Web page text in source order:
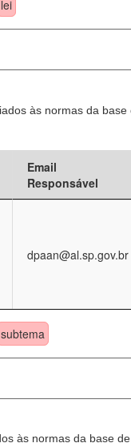
lei
às normas da base
Email
Responsável
dpaan@al.sp.gov.br
subtema
às normas da base de